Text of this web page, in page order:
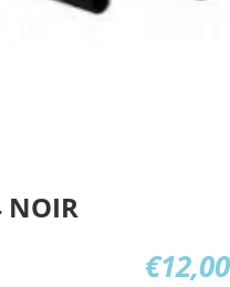
NOIR
€12,00